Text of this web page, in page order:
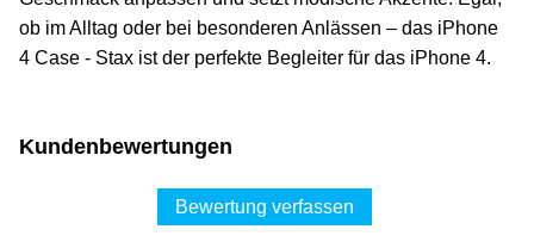
ob im Alltag oder bei besonderen Anlässen – das iPhone
4 Case - Stax ist der perfekte Begleiter für das iPhone 4.
Kundenbewertungen
Bewertung verfassen